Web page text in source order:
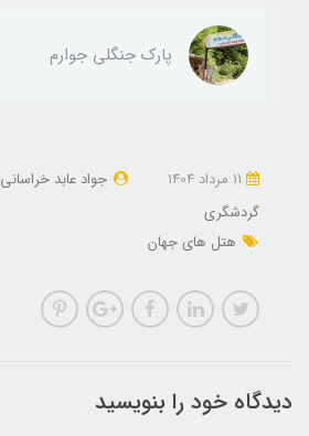
پارک جنگلی جوارم
جواد عابد خراسانی
گردشگری
هتل های جهان
دیدگاه خود را بنویسید